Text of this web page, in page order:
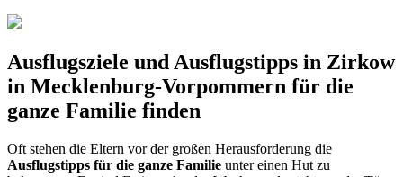
Ausflugsziele und Ausflugstipps in Zirkow
in Mecklenburg-Vorpommern für die
ganze Familie finden
Oft stehen die Eltern vor der großen Herausforderung die
Ausflugstipps für die ganze Familie unter einen Hut zu